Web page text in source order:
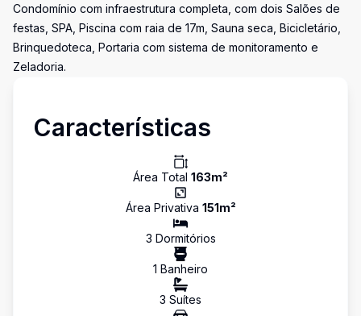
Condomínio com infraestrutura completa, com dois Salões de
festas, SPA, Piscina com raia de 17m, Sauna seca, Bicicletário,
Brinquedoteca, Portaria com sistema de monitoramento e
Zeladoria.
Características
Área Total 163m²
Área Privativa 151m²
3 Dormitórios
1 Banheiro
3 Suítes